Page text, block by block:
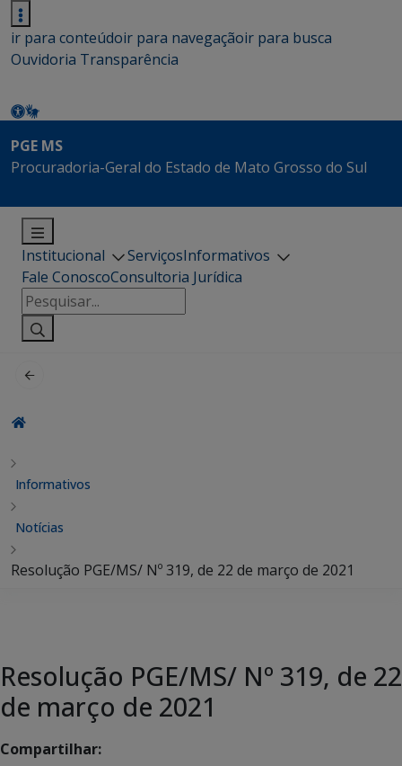
ir para conteúdoir para navegaçãoir para busca
Ouvidoria Transparência
PGE MS
Procuradoria-Geral do Estado de Mato Grosso do Sul
Institucional ServiçosInformativos
Fale ConoscoConsultoria Jurídica
Pesquisar
por:
Informativos
Notícias
Resolução PGE/MS/ Nº 319, de 22 de março de 2021
Resolução PGE/MS/ Nº 319, de 22
de março de 2021
Compartilhar: